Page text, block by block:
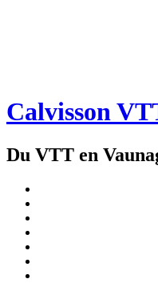
Calvisson
Du VTT en